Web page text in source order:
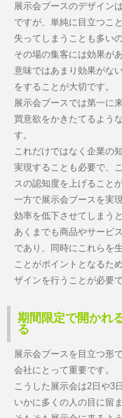
展示会ブースのデザイン
ですが、単純に目立つこ
失ってしまうことも多い
その場の集客には効果が
意味ではあまり効果がな
をすることが大切です。
展示会ブースでは第一に
買意欲をかきたてるよう
す。
これだけではなく企業の
実現することも必要で、
スの認知度を上げること
一方で展示会ブースを実
効率を低下させてしまう
あくまでも商品やサービ
であり、同時にこれらを
ことがポイントとなるた
ザインを行うことが必要で
期間限定で開かれ
る
展示会ブースを目立つ形
会社にとって重要です。
こうした展示会は2日や3
いかに多くの人の目に留